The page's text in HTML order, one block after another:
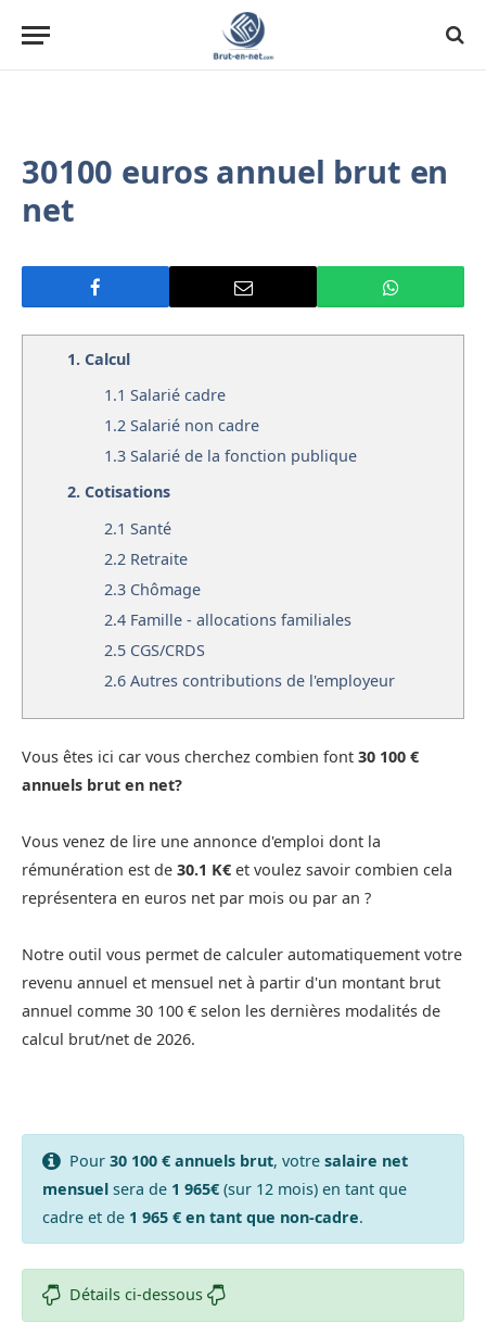
30100 euros annuel brut en
net
1. Calcul
1.1 Salarié cadre
1.2 Salarié non cadre
1.3 Salarié de la fonction publique
2. Cotisations
2.1 Santé
2.2 Retraite
2.3 Chômage
2.4 Famille - allocations familiales
2.5 CGS/CRDS
2.6 Autres contributions de l'employeur
Vous êtes ici car vous cherchez combien font 30 100 €
annuels brut en net?
Vous venez de lire une annonce d'emploi dont la
rémunération est de 30.1 K€ et voulez savoir combien cela
représentera en euros net par mois ou par an ?
Notre outil vous permet de calculer automatiquement votre
revenu annuel et mensuel net à partir d'un montant brut
annuel comme 30 100 € selon les dernières modalités de
calcul brut/net de 2026.
Pour 30 100 € annuels brut, votre salaire net
mensuelsera de 1 965€(sur 12 mois) en tant que
cadre et de 1 965 € en tant que non-cadre.
Détails ci-dessous